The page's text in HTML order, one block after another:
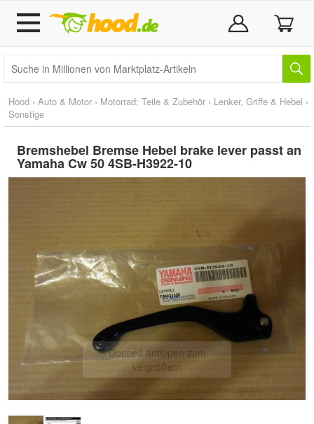
Hood › Auto & Motor › Motorrad: Teile & Zubehör › Lenker, Griffe & Hebel ›
Sonstige
Bremshebel Bremse Hebel brake lever passt an
Yamaha Cw 50 4SB-H3922-10
Doppelt antippen zum
vergrößern